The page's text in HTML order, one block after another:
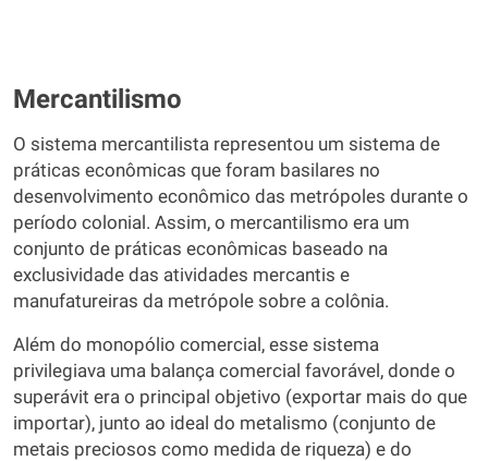
Mercantilismo
O sistema mercantilista representou um sistema de
práticas econômicas que foram basilares no
desenvolvimento econômico das metrópoles durante o
período colonial. Assim, o mercantilismo era um
conjunto de práticas econômicas baseado na
exclusividade das atividades mercantis e
manufatureiras da metrópole sobre a colônia.
Além do monopólio comercial, esse sistema
privilegiava uma balança comercial favorável, donde o
superávit era o principal objetivo (exportar mais do que
importar), junto ao ideal do metalismo (conjunto de
metais preciosos como medida de riqueza) e do